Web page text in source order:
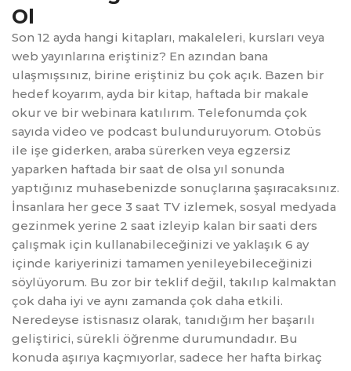
Ol
Son 12 ayda hangi kitapları, makaleleri, kursları veya
web yayınlarına eriştiniz? En azından bana
ulaşmışsınız, birine eriştiniz bu çok açık. Bazen bir
hedef koyarım, ayda bir kitap, haftada bir makale
okur ve bir webinara katılırım. Telefonumda çok
sayıda video ve podcast bulunduruyorum. Otobüs
ile işe giderken, araba sürerken veya egzersiz
yaparken haftada bir saat de olsa yıl sonunda
yaptığınız muhasebenizde sonuçlarına şaşıracaksınız.
İnsanlara her gece 3 saat TV izlemek, sosyal medyada
gezinmek yerine 2 saat izleyip kalan bir saati ders
çalışmak için kullanabileceğinizi ve yaklaşık 6 ay
içinde kariyerinizi tamamen yenileyebileceğinizi
söylüyorum. Bu zor bir teklif değil, takılıp kalmaktan
çok daha iyi ve aynı zamanda çok daha etkili.
Neredeyse istisnasız olarak, tanıdığım her başarılı
geliştirici, sürekli öğrenme durumundadır. Bu
konuda aşırıya kaçmıyorlar, sadece her hafta birkaç